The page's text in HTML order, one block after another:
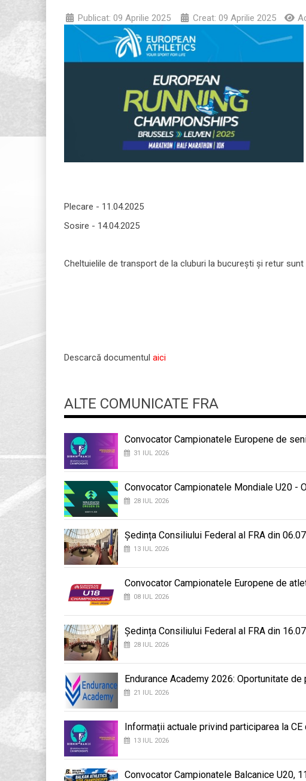
Publicat: 09 Aprilie 2025 Creat: 09 Aprilie 2025
Plecare - 11.04.2025
Sosire - 14.04.2025
Cheltuielile de transport de la cluburi la bucurești și retur
Descarcă documentul aici
ALTE COMUNICATE FRA
Convocator Campionatele Europene de
31 IUL 2026
Convocator Campionatele Mondiale U20 -
28 IUL 2026
Ședința Consiliului Federal al FRA din
13 IUL 2026
Convocator Campionatele Europene de
08 IUL 2026
Ședința Consiliului Federal al FRA din
28 IUL 2026
Endurance Academy 2026: Oportunitate
21 IUL 2026
Informații actuale privind participarea la
13 IUL 2026
Convocator Campionatele Balcanice U20,